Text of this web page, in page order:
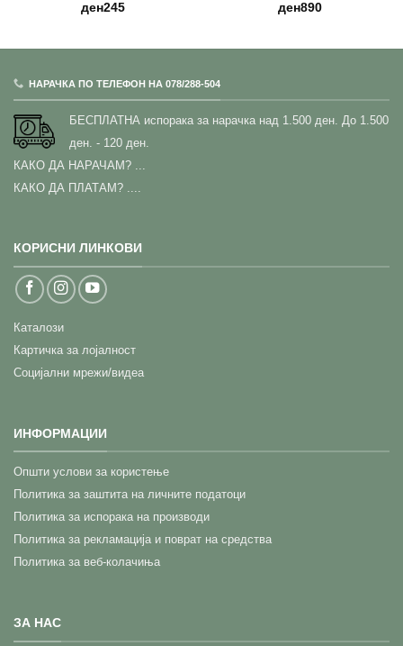
ден245
ден890
НАРАЧКА ПО ТЕЛЕФОН НА 078/288-504
БЕСПЛАТНА испорака за нарачка над 1.500 ден. До 1.500
ден. - 120 ден.
КАКО ДА НАРАЧАМ?
КАКО ДА ПЛАТАМ? ....
КОРИСНИ ЛИНКОВИ
Каталози
Картичка за лојалност
Социјални мрежи/видеа
ИНФОРМАЦИИ
Општи услови за користење
Политика за заштита на личните податоци
Политика за испорака на производи
Политика за рекламација и поврат на средства
Политика за веб-колачиња
ЗА НАС